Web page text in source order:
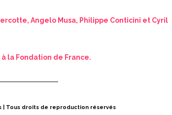
Angelo Musa, Philippe Conticini et Cyril
la Fondation de France.
| Tous droits de reproduction réservés